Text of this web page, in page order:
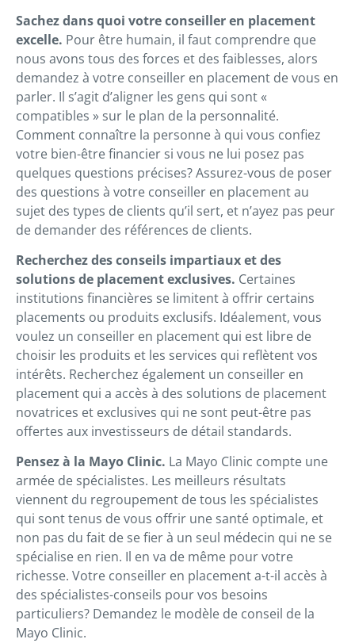
Sachez dans quoi votre conseiller en placement
excelle. Pour être humain, il faut comprendre que
nous avons tous des forces et des faiblesses, alors
demandez à votre conseiller en placement de vous en
parler. Il s’agit d’aligner les gens qui sont «
compatibles » sur le plan de la personnalité.
Comment connaître la personne à qui vous confiez
votre bien-être financier si vous ne lui posez pas
quelques questions précises? Assurez-vous de poser
des questions à votre conseiller en placement au
sujet des types de clients qu’il sert, et n’ayez pas peur
de demander des références de clients.
Recherchez des conseils impartiaux et des
solutions de placement exclusives. Certaines
institutions financières se limitent à offrir certains
placements ou produits exclusifs. Idéalement, vous
voulez un conseiller en placement qui est libre de
choisir les produits et les services qui reflètent vos
intérêts. Recherchez également un conseiller en
placement qui a accès à des solutions de placement
novatrices et exclusives qui ne sont peut-être pas
offertes aux investisseurs de détail standards.
Pensez à la Mayo Clinic. La Mayo Clinic compte une
armée de spécialistes. Les meilleurs résultats
viennent du regroupement de tous les spécialistes
qui sont tenus de vous offrir une santé optimale, et
non pas du fait de se fier à un seul médecin qui ne se
spécialise en rien. Il en va de même pour votre
richesse. Votre conseiller en placement a-t-il accès à
des spécialistes-conseils pour vos besoins
particuliers? Demandez le modèle de conseil de la
Mayo Clinic.